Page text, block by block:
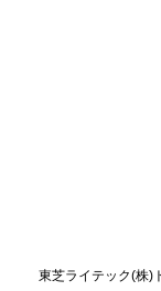
東芝ライテック(株)